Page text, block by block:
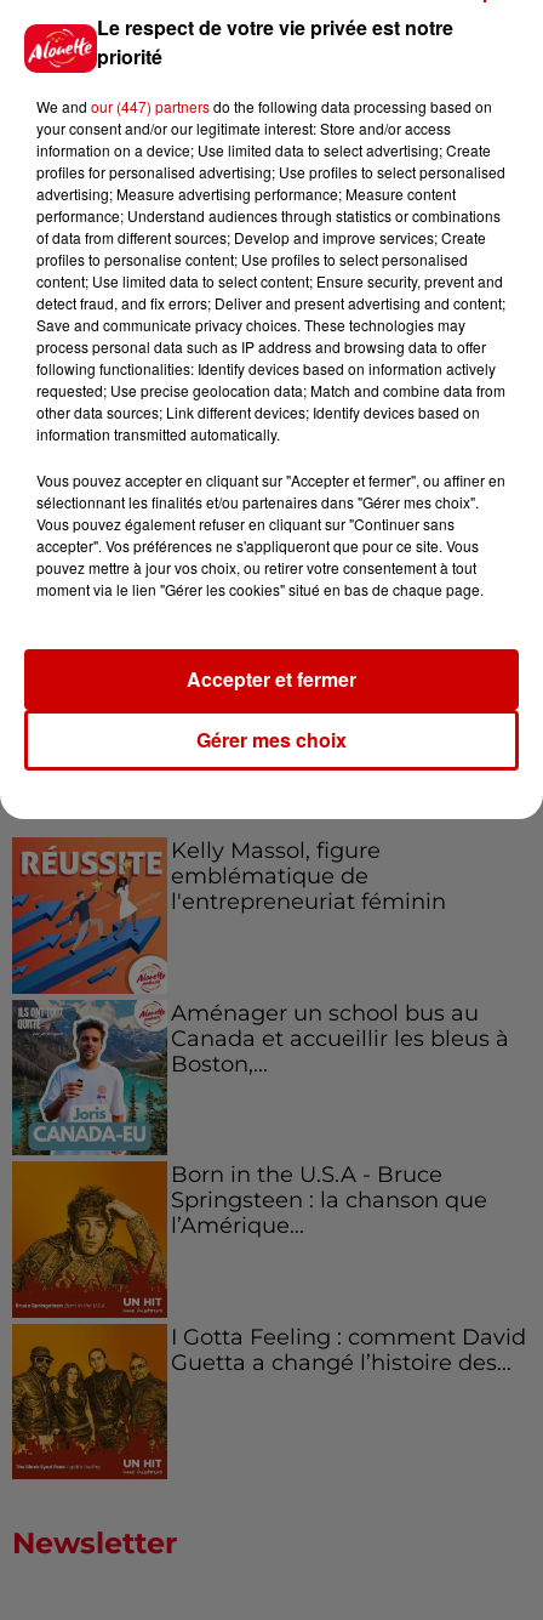
Jeux Voir plus
festival Marché Gourmand 2026
à Coulon !
Le Duel - Gagnez vos entrées
pour l'un des zoos de nos
régions !
Destination Vacances - Gagnez
votre séjour en famille au cœur
Destination Vacances : inscrivez-
vous !
Podcasts
Kelly Massol, figure
emblématique de
l'entrepreneuriat féminin
Aménager un school bus au
Canada et accueillir les bleus à
Boston,...
Born in the U.S.A - Bruce
Springsteen : la chanson que
l’Amérique...
I Gotta Feeling : comment David
Guetta a changé l’histoire des...
Newsletter
Le respect de votre vie privée est notre
priorité
We and our (447) partnersdo the following data processing based on
your consent and/or our legitimate interest: Store and/or access
information on a device; Use limited data to select advertising; Create
profiles for personalised advertising; Use profiles to select personalised
advertising; Measure advertising performance; Measure content
performance; Understand audiences through statistics or combinations
of data from different sources; Develop and improve services; Create
profiles to personalise content; Use profiles to select personalised
content; Use limited data to select content; Ensure security, prevent and
detect fraud, and fix errors; Deliver and present advertising and content;
Save and communicate privacy choices. These technologies may
process personal data such as IP address and browsing data to offer
following functionalities: Identify devices based on information actively
requested; Use precise geolocation data; Match and combine data from
other data sources; Link different devices; Identify devices based on
information transmitted automatically.
Vous pouvez accepter en cliquant sur "Accepter et fermer", ou affiner en
sélectionnant les finalités et/ou partenaires dans "Gérer mes choix".
Vous pouvez également refuser en cliquant sur "Continuer sans
accepter". Vos préférences ne s'appliqueront que pour ce site. Vous
pouvez mettre à jour vos choix, ou retirer votre consentement à tout
moment via le lien "Gérer les cookies" situé en bas de chaque page.
Gérer mes choix
Accepter et fermer